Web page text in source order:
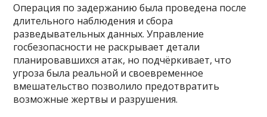
Операция по задержанию была проведена после
длительного наблюдения и сбора
разведывательных данных. Управление
госбезопасности не раскрывает детали
планировавшихся атак, но подчёркивает, что
угроза была реальной и своевременное
вмешательство позволило предотвратить
возможные жертвы и разрушения.